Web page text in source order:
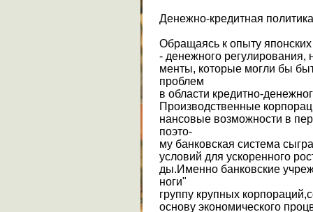
Денежно-кредитная
Обращаясь к опыту
- денежного
менты, которые могли бы
проблем
в области кредитно-
Производственные
нансовые возможности в
поэто-
му банковская система
условий для ускоренного
ды.Именно банковские
ноги"
группу крупных
основу экономического